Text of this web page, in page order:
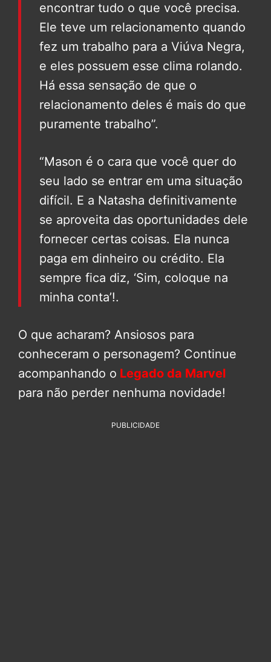
encontrar tudo o que você precisa.
Ele teve um relacionamento quando
fez um trabalho para a Viúva Negra,
e eles possuem esse clima rolando.
Há essa sensação de que o
relacionamento deles é mais do que
puramente trabalho”.
“Mason é o cara que você quer do
seu lado se entrar em uma situação
difícil. E a Natasha definitivamente
se aproveita das oportunidades dele
fornecer certas coisas. Ela nunca
paga em dinheiro ou crédito. Ela
sempre fica diz, ‘Sim, coloque na
minha conta’!.
O que acharam? Ansiosos para
conheceram o personagem? Continue
acompanhando o Legado da Marvel
para não perder nenhuma novidade!
PUBLICIDADE